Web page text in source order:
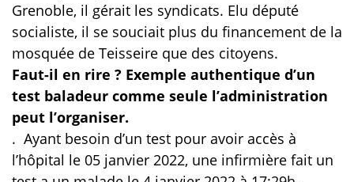
Grenoble, il gérait les syndicats. Elu député
socialiste, il se souciait plus du financement de la
mosquée de Teisseire que des citoyens.
Faut-il en rire ? Exemple authentique d’un
test baladeur comme seule l’administration
peut l’organiser.
. Ayant besoin d’un test pour avoir accès à
l’hôpital le 05 janvier 2022, une infirmière fait un